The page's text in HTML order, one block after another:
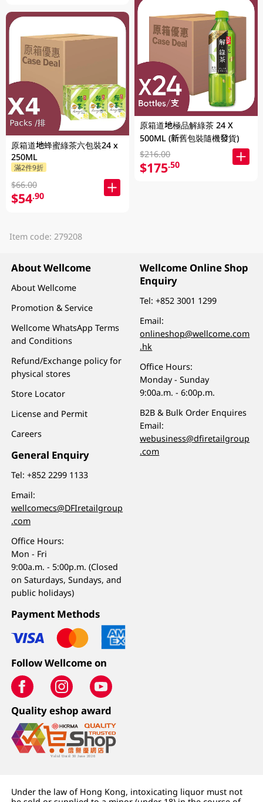
原箱道地蜂蜜綠茶六包裝24 x
250ML
滿2件9折
$66.00
$54.90
原箱道地極品解綠茶 24 X
500ML (新舊包裝隨機發貨)
$216.00
$175.50
Item code: 279208
About Wellcome
About Wellcome
Promotion & Service
Wellcome WhatsApp Terms
and Conditions
Refund/Exchange policy for
physical stores
Store Locator
License and Permit
Careers
General Enquiry
Tel:+852 2299 1133
Email:
wellcomecs@DFIretailgroup
.com
Office Hours:
Mon - Fri
9:00a.m. - 5:00p.m. (Closed
on Saturdays, Sundays, and
public holidays)
Wellcome Online Shop
Enquiry
Tel:+852 3001 1299
Email:
onlineshop@wellcome.com
.hk
Office Hours:
Monday - Sunday
9:00a.m. - 6:00p.m.
B2B & Bulk Order Enquires
Email:
webusiness@dfiretailgroup
.com
Payment Methods
Follow Wellcome on
Quality eshop award
Under the law of Hong Kong, intoxicating liquor must not